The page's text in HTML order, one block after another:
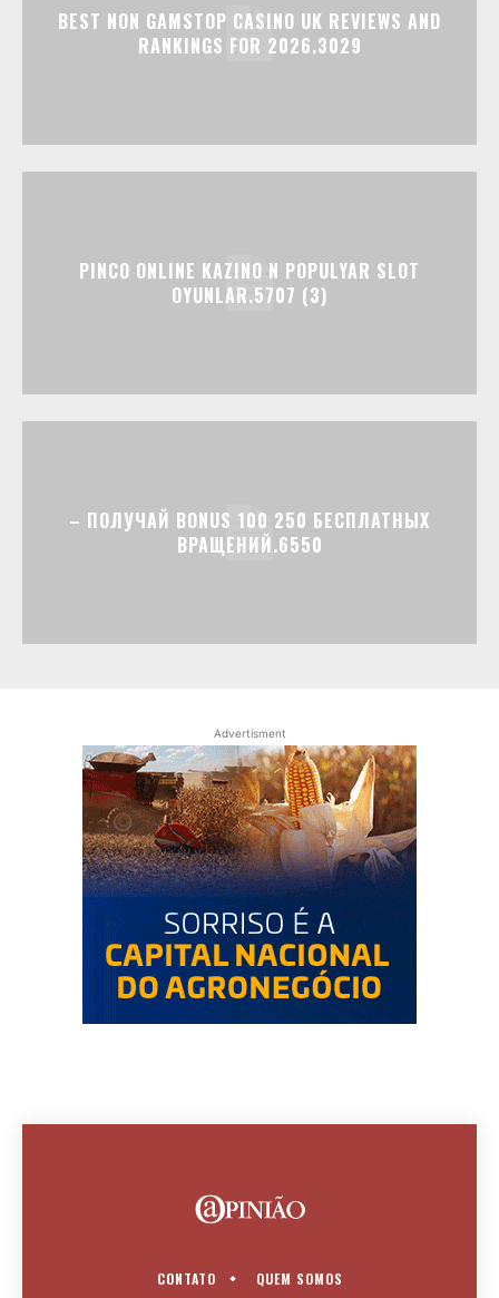
BEST NON GAMSTOP CASINO UK REVIEWS AND
RANKINGS FOR 2026.3029
PINCO ONLINE KAZINO N POPULYAR SLOT
OYUNLAR.5707 (3)
– ПОЛУЧАЙ BONUS 100 250 БЕСПЛАТНЫХ
ВРАЩЕНИЙ.6550
Advertisment
CONTATO QUEM SOMOS